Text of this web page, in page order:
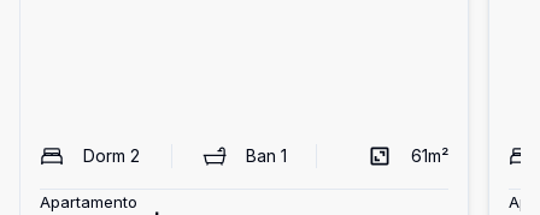
Dorm 2 Ban 1 61m²
Apartamento